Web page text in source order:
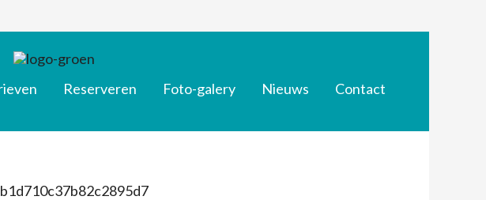
Reserveren Foto-galery Nieuws Contact